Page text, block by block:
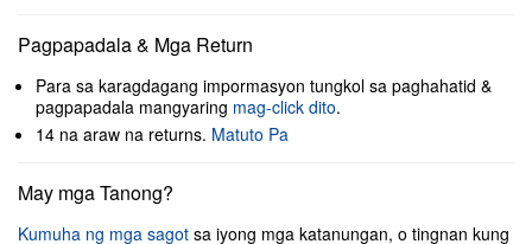
Pagpapadala & Mga Return
Para sa karagdagang impormasyon tungkol sa paghahatid &
pagpapadala mangyaring mag-click dito.
14 na araw na returns. Matuto Pa
May mga Tanong?
Kumuha ng mga sagot sa iyong mga katanungan, o tingnan kung